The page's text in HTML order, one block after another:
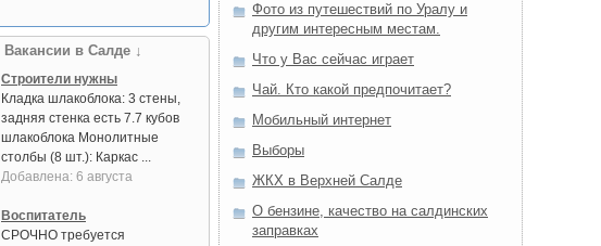
Вакансии в Салде ↓
Строители нужны
Кладка шлакоблока: 3 стены,
задняя стенка есть 7.7 кубов
шлакоблока Монолитные
столбы (8 шт.): Каркас ...
Добавлена: 6 августа
Воспитатель
СРОЧНО требуется
Фото из путешествий по Уралу и
другим интересным местам.
Что у Вас сейчас играет
Чай. Кто какой предпочитает?
Мобильный интернет
Выборы
ЖКХ в Верхней Салде
О бензине, качество на салдинских
заправках